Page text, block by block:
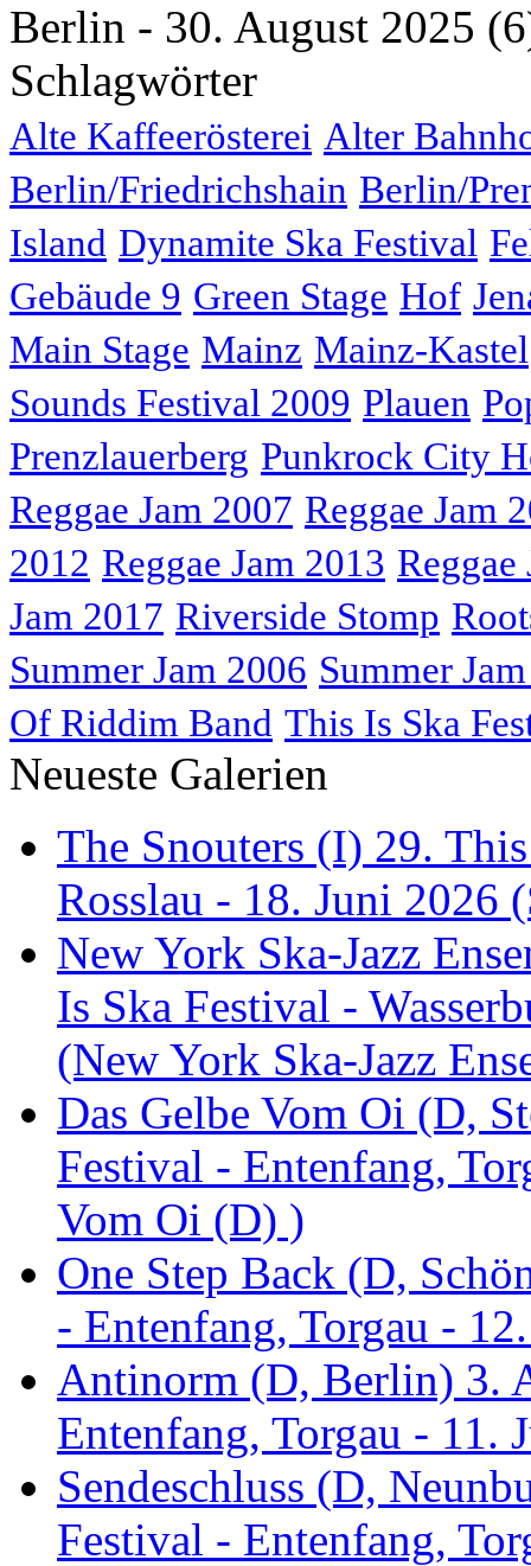
Berlin - 30. August 2025
Schlagwörter
Alte Kaffeerösterei Alter
Berlin/Friedrichshain Berlin/
Island Dynamite Ska Festival
Gebäude 9 Green Stage Hof
Main Stage Mainz Mainz-Kastel
Sounds Festival 2009 Plauen
Prenzlauerberg Punkrock City
Reggae Jam 2007 Reggae Jam
2012 Reggae Jam 2013 Reggae
Jam 2017 Riverside Stomp
Summer Jam 2006 Summer
Of Riddim Band This Is Ska
Neueste Galerien
The Snouters (I) 29.
Rosslau - 18. Juni 2026
New York Ska-Jazz
Is Ska Festival -
(New York Ska-Jazz
Das Gelbe Vom Oi (D,
Festival - Entenfang,
Vom Oi (D) )
One Step Back (D,
- Entenfang, Torgau -
Antinorm (D, Berlin) 3.
Entenfang, Torgau -
Sendeschluss (D,
Festival - Entenfang,